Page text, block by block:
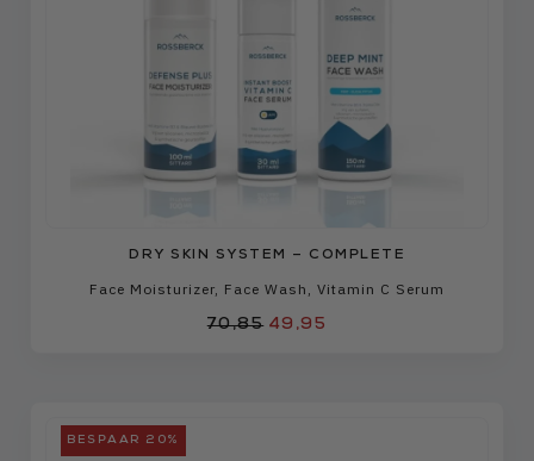
DRY SKIN SYSTEM – COMPLETE
70,85 49,95
Face Moisturizer Face Wash Vitamin C Serum
BESPAAR 20%